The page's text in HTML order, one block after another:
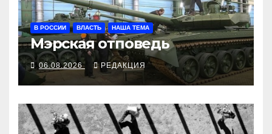
В РОССИИ ВЛАСТЬ НАША ТЕМА
Мэрская отповедь
06.08.2026 РЕДАКЦИЯ